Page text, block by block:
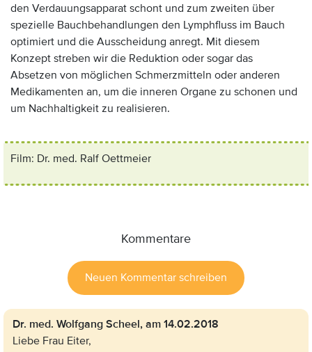
den Verdauungsapparat schont und zum zweiten über
spezielle Bauchbehandlungen den Lymphfluss im Bauch
optimiert und die Ausscheidung anregt. Mit diesem
Konzept streben wir die Reduktion oder sogar das
Absetzen von möglichen Schmerzmitteln oder anderen
Medikamenten an, um die inneren Organe zu schonen und
um Nachhaltigkeit zu realisieren.
Anzeige:
Film: Dr. med. Ralf Oettmeier
Kommentare
Neuen Kommentar schreiben
Dr. med. Wolfgang Scheel, am 14.02.2018
Liebe Frau Eiter,